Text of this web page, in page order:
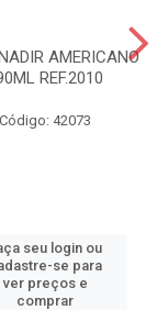
AMERICANO
REF.2010
Código: 42073
seu login ou
se para
ver preços e
comprar